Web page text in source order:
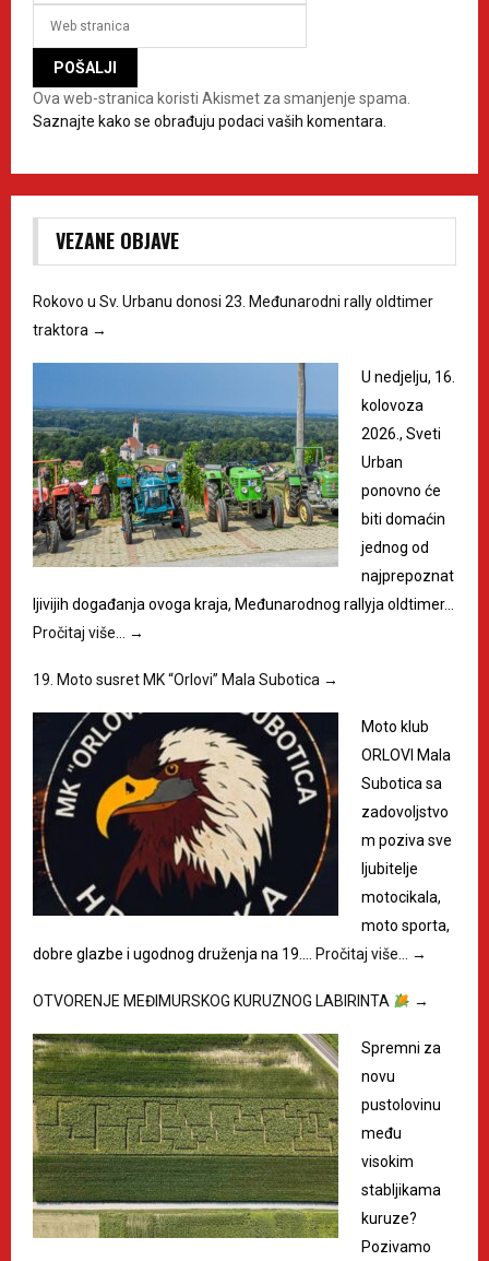
Ova web-stranica koristi Akismet za smanjenje spama.
Saznajte kako se obrađuju podaci vaših komentara.
VEZANE OBJAVE
Rokovo u Sv. Urbanu donosi 23. Međunarodni rally oldtimer
traktora →
U nedjelju, 16.
kolovoza
2026., Sveti
Urban
ponovno će
biti domaćin
jednog od
najprepoznat
ljivijih događanja ovoga kraja, Međunarodnog rallyja oldtimer…
Pročitaj više…
→
19. Moto susret MK “Orlovi” Mala Subotica →
Moto klub
ORLOVI Mala
Subotica sa
zadovoljstvo
m poziva sve
ljubitelje
motocikala,
moto sporta,
dobre glazbe i ugodnog druženja na 19.…
Pročitaj više… →
OTVORENJE MEĐIMURSKOG KURUZNOG LABIRINTA →
Spremni za
novu
pustolovinu
među
visokim
stabljikama
kuruze?
Pozivamo